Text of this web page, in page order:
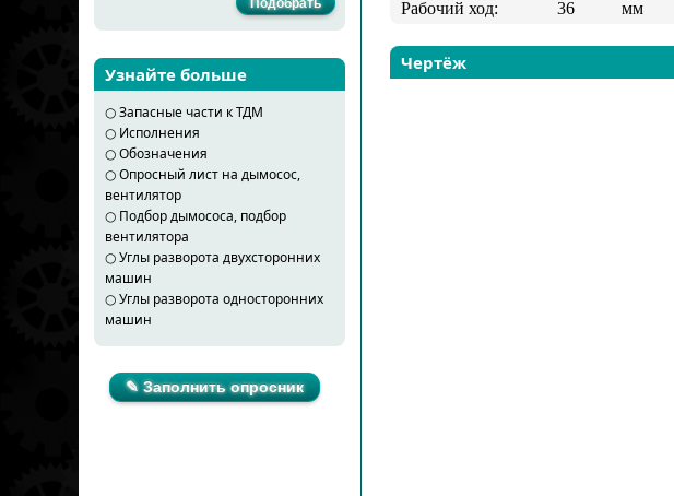
Узнайте больше
○Запасные части к ТДМ
○ Исполнения
○Обозначения
○Опросный лист на дымосос,
вентилятор
○ Подбор дымососа, подбор
вентилятора
○Углы разворота двухсторонних
машин
○Углы разворота односторонних
машин
✎ Заполнить опросник
Рабочий ход:
36 мм
Чертёж